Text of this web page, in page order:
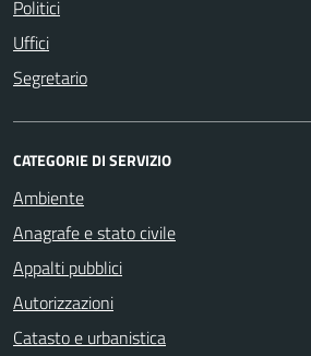
Politici
Uffici
Segretario
CATEGORIE DI SERVIZIO
Ambiente
Anagrafe e stato civile
Appalti pubblici
Autorizzazioni
Catasto e urbanistica